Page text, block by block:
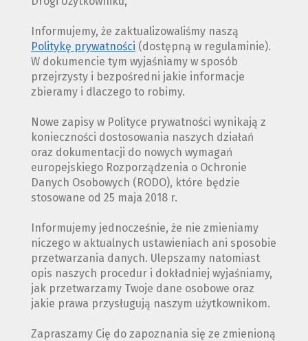
Informujemy, że zaktualizowaliśmy naszą
Politykę prywatności (dostępną w regulaminie).
W dokumencie tym wyjaśniamy w sposób
przejrzysty i bezpośredni jakie informacje
zbieramy i dlaczego to robimy.
Nowe zapisy w Polityce prywatności wynikają z
konieczności dostosowania naszych działań
oraz dokumentacji do nowych wymagań
europejskiego Rozporządzenia o Ochronie
Danych Osobowych (RODO), które będzie
stosowane od 25 maja 2018 r.
Informujemy jednocześnie, że nie zmieniamy
niczego w aktualnych ustawieniach ani sposobie
przetwarzania danych. Ulepszamy natomiast
opis naszych procedur i dokładniej wyjaśniamy,
jak przetwarzamy Twoje dane osobowe oraz
jakie prawa przysługują naszym użytkownikom.
Zapraszamy Cię do zapoznania się ze zmienioną